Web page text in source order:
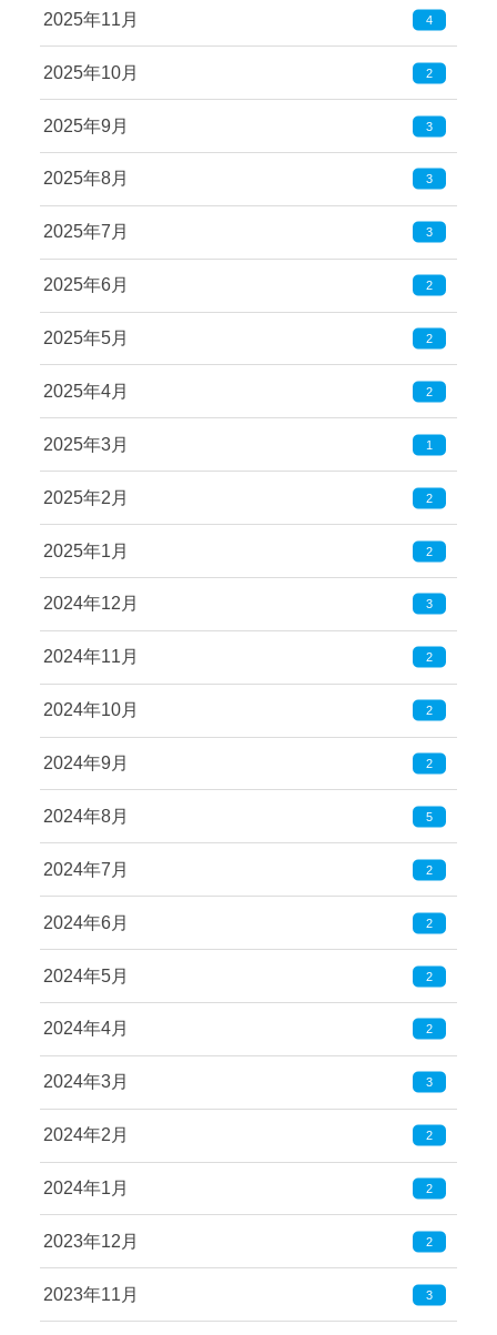
2025年11月 4
2025年10月 2
2025年9月 3
2025年8月 3
2025年7月 3
2025年6月 2
2025年5月 2
2025年4月 2
2025年3月 1
2025年2月 2
2025年1月 2
2024年12月 3
2024年11月 2
2024年10月 2
2024年9月 2
2024年8月 5
2024年7月 2
2024年6月 2
2024年5月 2
2024年4月 2
2024年3月 3
2024年2月 2
2024年1月 2
2023年12月 2
2023年11月 3